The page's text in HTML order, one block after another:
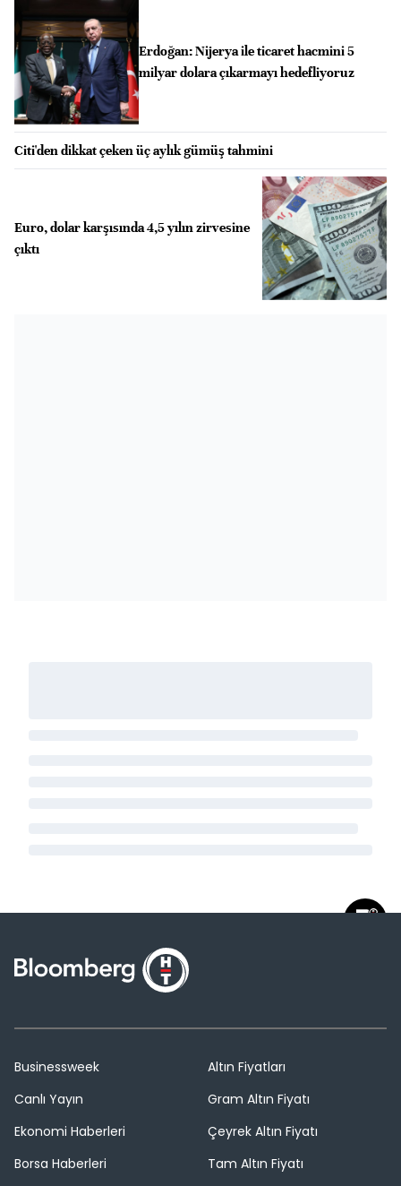
Erdoğan: Nijerya ile ticaret hacmini 5
milyar dolara çıkarmayı hedefliyoruz
Citi'den dikkat çeken üç aylık gümüş tahmini
Euro, dolar karşısında 4,5 yılın zirvesine
çıktı
Businessweek
Canlı Yayın
Ekonomi Haberleri
Borsa Haberleri
Altın Fiyatları
Gram Altın Fiyatı
Çeyrek Altın Fiyatı
Tam Altın Fiyatı